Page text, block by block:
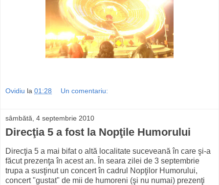
Ovidiu la 01:28 Un comentariu:
sâmbătă, 4 septembrie 2010
Direcţia 5 a fost la Nopţile Humorului
Direcţia 5 a mai bifat o altă localitate suceveană în care şi-a
făcut prezenţa în acest an. În seara zilei de 3 septembrie
trupa a susţinut un concert în cadrul Nopţilor Humorului,
concert "gustat" de mii de humoreni (şi nu numai) prezenţi